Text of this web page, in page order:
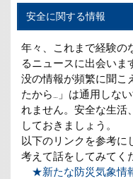
安全に関する情報
年々、これまで経験の
るニュースに出会いま
没の情報が頻繁に聞こ
たから…」は通用しな
れません。安全な生活
しておきましょう。
以下のリンクを参考に
考えて話をしてみてく
★新たな防災気象情